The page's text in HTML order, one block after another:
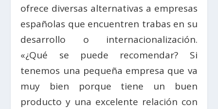
ofrece diversas alternativas a empresas
españolas que encuentren trabas en su
desarrollo o internacionalización.
«¿Qué se puede recomendar? Si
tenemos una pequeña empresa que va
muy bien porque tiene un buen
producto y una excelente relación con